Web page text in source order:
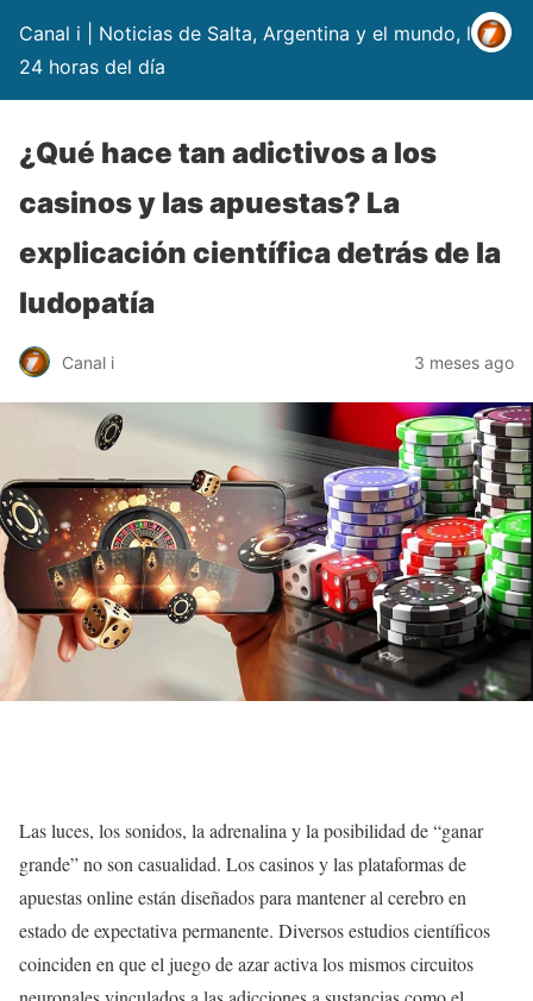
Canal i | Noticias de Salta, Argentina y el mundo, las
24 horas del día
¿Qué hace tan adictivos a los
casinos y las apuestas? La
explicación científica detrás de la
ludopatía
Canal i 3 meses ago
Las luces, los sonidos, la adrenalina y la posibilidad de “ganar
grande” no son casualidad. Los casinos y las plataformas de
apuestas online están diseñados para mantener al cerebro en
estado de expectativa permanente. Diversos estudios científicos
coinciden en que el juego de azar activa los mismos circuitos